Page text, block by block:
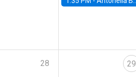
28 29